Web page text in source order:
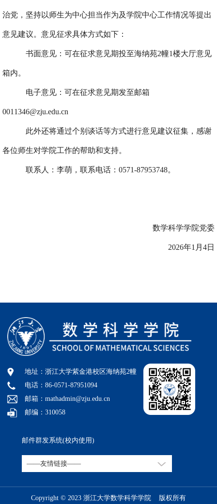
治党，坚持以师生为中心担当作为及学院中心工作情况等提出
意见建议。意见征求具体方式如下：
书面意见：可在征求意见期投至海纳苑2幢1楼大厅意见
箱内。
电子意见： 可在征求意见期发至邮箱
0011346@zju.edu.cn
此外还将通过个别谈话等方式进行意见建议征集，感谢
各位师生对学院工作的帮助和支持。
联系人：李萌，联系电话：0571-87953748。
数学科学学院党委
2026年1月4日
地址：浙江大学紫金港校区海纳苑2幢
电话：86-0571-87951094
邮箱：mathadmin@zju.edu.cn
邮编：310058
邮件群发系统(校内使用)
Copyright © 2023 浙江大学数学科学学院 版权所有